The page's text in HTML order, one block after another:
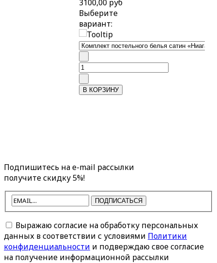
3100,00 руб
Выберите
вариант:
Подпишитесь на e-mail рассылки
получите скидку 5%!
ПОДПИСАТЬСЯ
Выражаю согласие на обработку персональных
данных в соответствии с условиями Политики
конфиденциальности и подверждаю свое согласие
на получение информационной рассылки